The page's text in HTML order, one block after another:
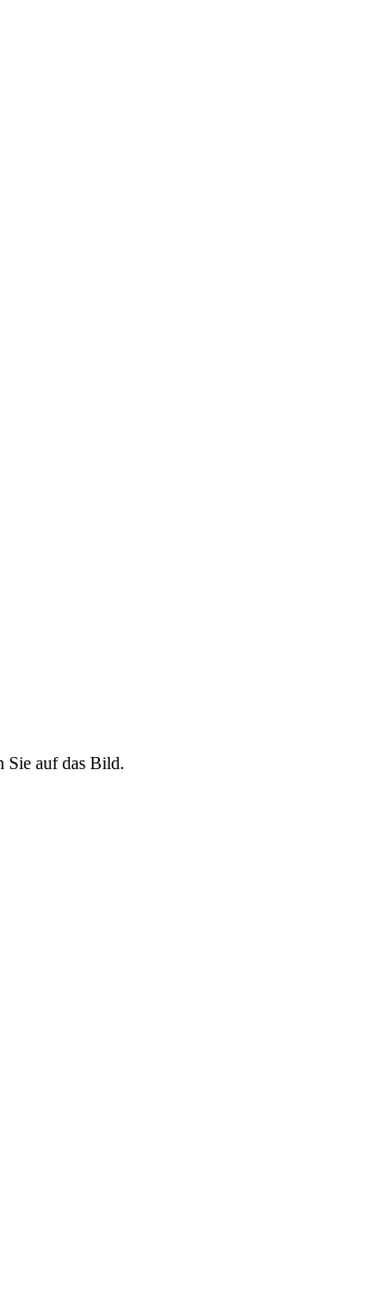
Sie auf das Bild.